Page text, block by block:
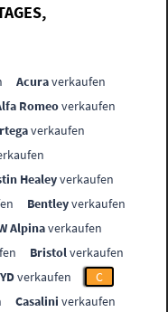
Acuraverkaufen
Romeoverkaufen
verkaufen
Healeyverkaufen
Bentleyverkaufen
Alpinaverkaufen
Bristolverkaufen
verkaufen
C
Casalini verkaufen